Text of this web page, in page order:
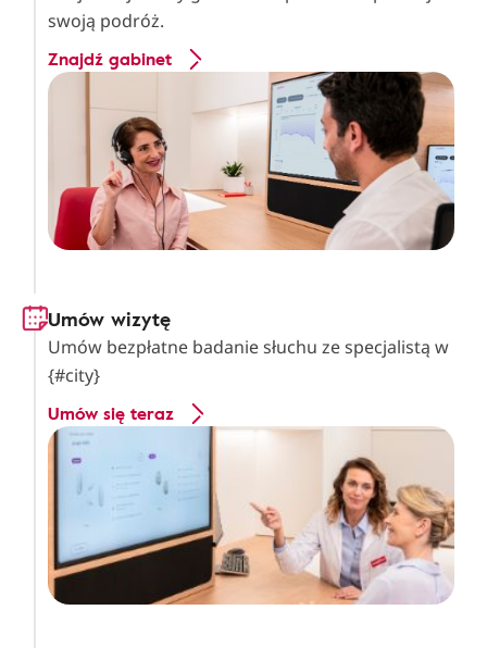
swoją podróż.
Znajdź gabinet
Umów wizytę
Umów bezpłatne badanie słuchu ze specjalistą w
{#city}
Umów się teraz